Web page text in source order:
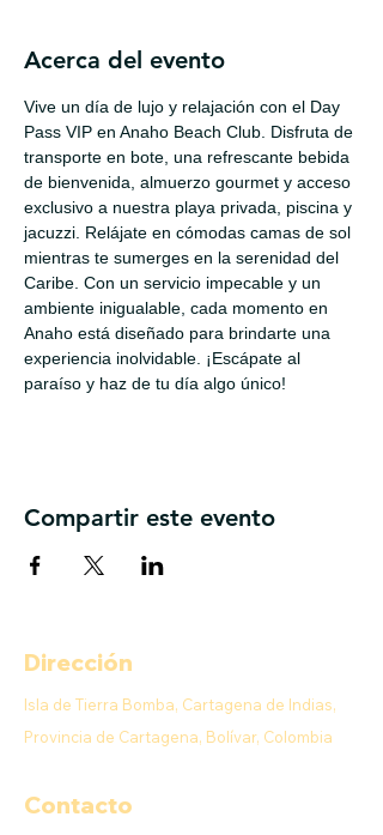
Acerca del evento
Vive un día de lujo y relajación con el Day
Pass VIP en Anaho Beach Club. Disfruta de
transporte en bote, una refrescante bebida
de bienvenida, almuerzo gourmet y acceso
exclusivo a nuestra playa privada, piscina y
jacuzzi. Relájate en cómodas camas de sol
mientras te sumerges en la serenidad del
Caribe. Con un servicio impecable y un
ambiente inigualable, cada momento en
Anaho está diseñado para brindarte una
experiencia inolvidable. ¡Escápate al
paraíso y haz de tu día algo único!
Compartir este evento
Dirección
Isla de Tierra Bomba, Cartagena de Indias,
Provincia de Cartagena, Bolívar, Colombia
Contacto